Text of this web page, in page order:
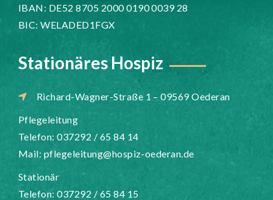
IBAN: DE52 8705 2000 0190 0039 28
BIC: WELADED1FGX
Stationäres Hospiz
Richard-Wagner-Straße 1 – 09569 Oederan
Pflegeleitung
Telefon: 037292 / 65 84 14
Mail: pflegeleitung@hospiz-oederan.de
Stationär
Telefon: 037292 / 65 84 15